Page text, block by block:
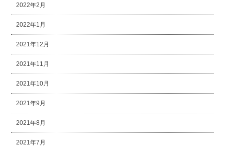
2022年2月
2022年1月
2021年12月
2021年11月
2021年10月
2021年9月
2021年8月
2021年7月